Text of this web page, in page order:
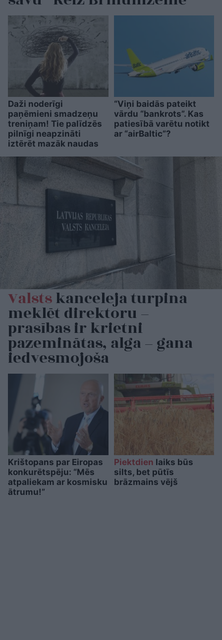
Daži noderīgi
paņēmieni smadzeņu
treniņam! Tie palīdzēs
pilnīgi neapzināti
iztērēt mazāk naudas
“Viņi baidās pateikt
vārdu “bankrots”. Kas
patiesībā varētu notikt
ar “airBaltic”?
Valstskanceleja turpina
meklēt direktoru –
prasības ir krietni
pazeminātas, alga – gana
iedvesmojoša
Krištopans par Eiropas
konkurētspēju: “Mēs
atpaliekam ar kosmisku
ātrumu!”
Piektdien laiks būs
silts, bet pūtīs
brāzmains vējš